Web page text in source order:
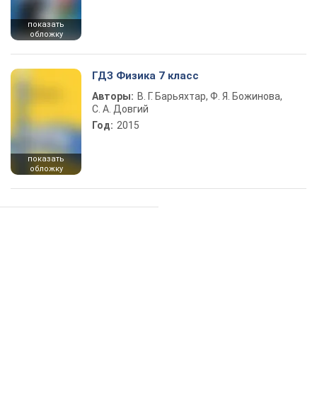
показать
обложку
показать
обложку
ГДЗ Физика 7 класс
Авторы: В. Г. Барьяхтар, Ф. Я. Божинова,
С. А. Довгий
Год: 2015